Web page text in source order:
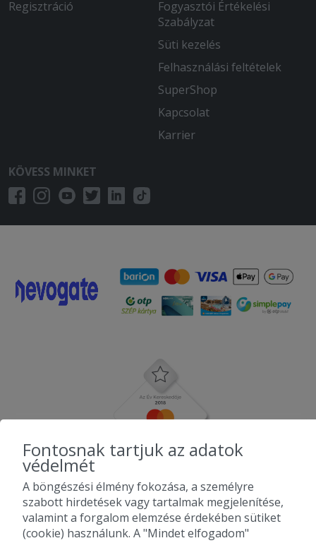
Regisztráció
Fogyasztói Értékelési
Szabályzat
Süti kezelés
Felhasználási feltételek
SuperShop
Kapcsolat
Karrier
KÖVESS MINKET
Fontosnak tartjuk az adatok
védelmét
A böngészési élmény fokozása, a személyre
szabott hirdetések vagy tartalmak megjelenítése,
valamint a forgalom elemzése érdekében sütiket
(cookie) használunk. A "Mindet elfogadom"